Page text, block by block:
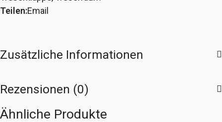
VW
Teilen:Email
Zusätzliche Informationen
Rezensionen (0)
Ähnliche Produkte